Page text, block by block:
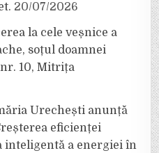
20/07/2026
la cele veșnice a
soțul doamnei
10, Mitrița
Urechești anunță
eficienței
inteligentă a energiei în